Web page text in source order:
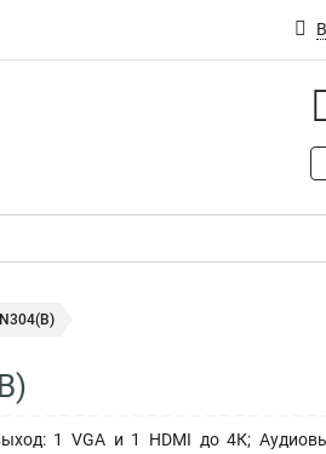
1 VGA и 1 HDMI до 4К;